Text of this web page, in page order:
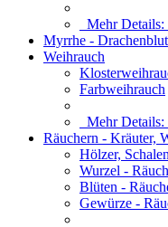
Mehr Details:
Myrrhe -
Weihrauch
Farbweihrauch
Mehr Details:
Räuchern - Kräuter,
Hölzer,
Wurzel -
Blüten -
Gewürze -